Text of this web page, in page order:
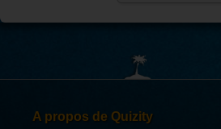
A propos de Quizity